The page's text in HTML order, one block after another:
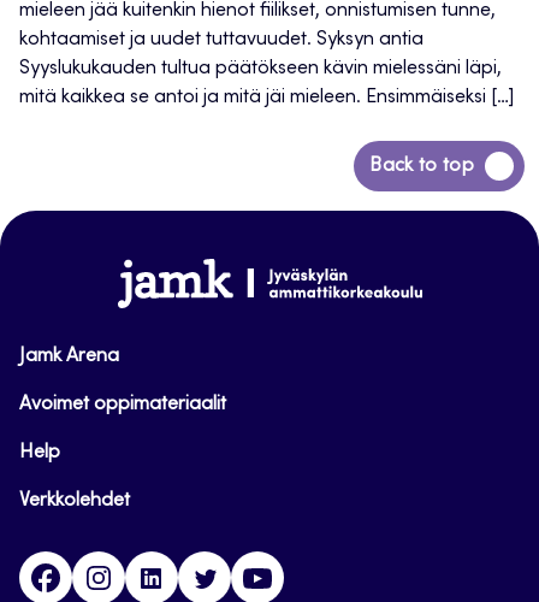
mieleen jää kuitenkin hienot fiilikset, onnistumisen tunne,
kohtaamiset ja uudet tuttavuudet. Syksyn antia
Syyslukukauden tultua päätökseen kävin mielessäni läpi,
mitä kaikkea se antoi ja mitä jäi mieleen. Ensimmäiseksi […]
Back to top
Siirry
takaisin
www.jamk.fi
Jamk Arena
Avoimet oppimateriaalit
Help
Verkkolehdet
FacebookInstagramLinkedinTwitter